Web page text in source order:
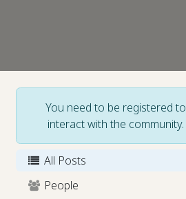
You need to be registered to
interact with the community.
All Posts
People